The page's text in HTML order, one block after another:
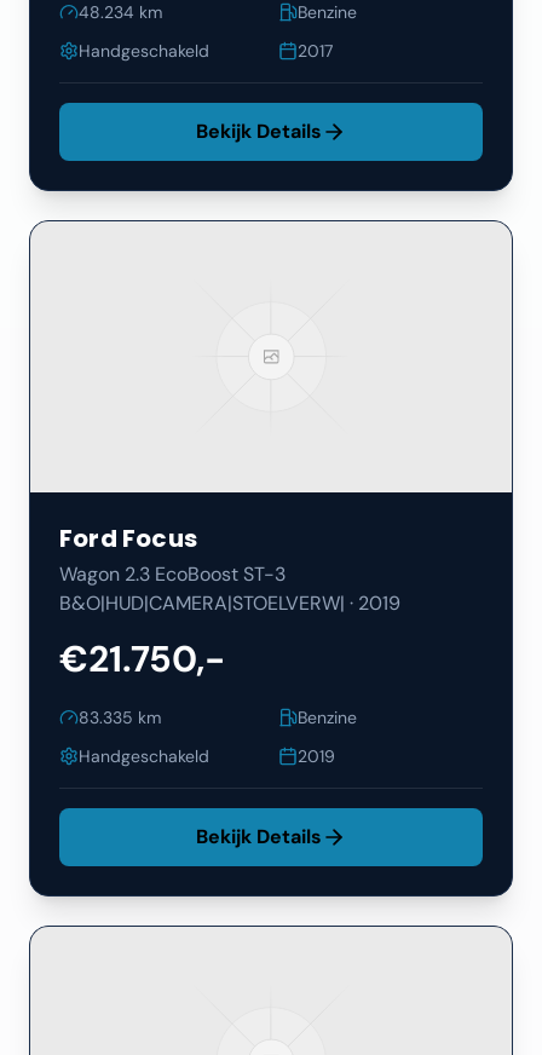
48.234 km
Benzine
Handgeschakeld
2017
Bekijk Details
Ford Focus
Wagon 2.3 EcoBoost ST-3
B&O|HUD|CAMERA|STOELVERW| · 2019
€21.750,-
83.335 km
Benzine
Handgeschakeld
2019
Bekijk Details